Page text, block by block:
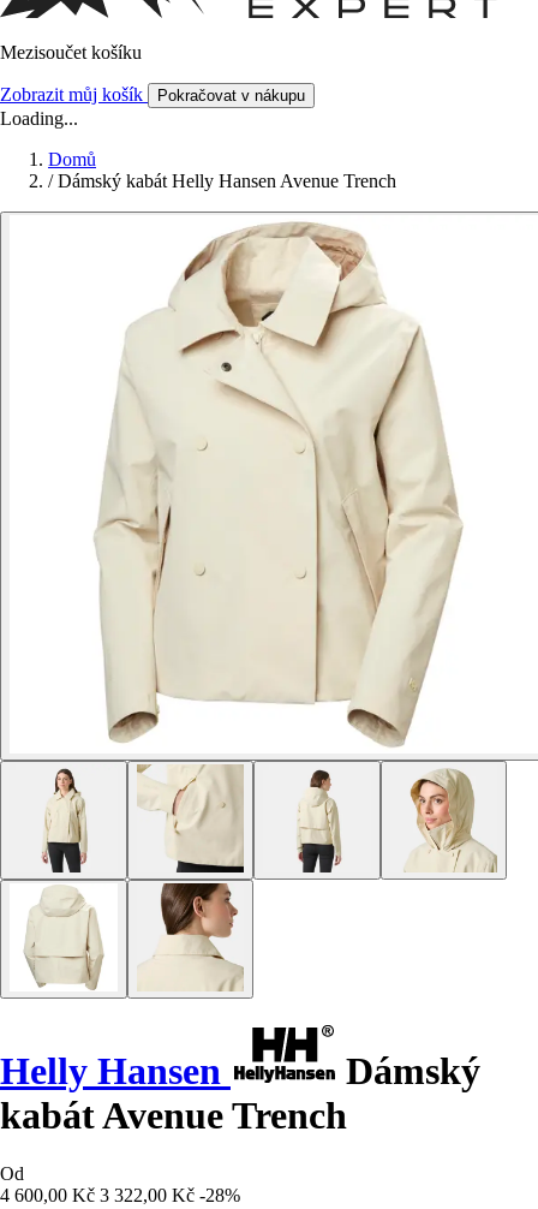
Mezisoučet košíku
Zobrazit můj košík Pokračovat v nákupu
Loading...
Domů
/ Dámský kabát Helly Hansen Avenue Trench
Helly Hansen
Dámský
kabát Avenue Trench
Od
4 600,00 Kč 3 322,00 Kč -28%